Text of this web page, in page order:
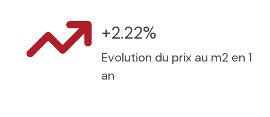
+2.22%
Evolution du prix au m2 en 1
an